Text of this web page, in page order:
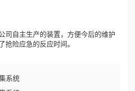
自主生产的装置，方便今后的维护
抢险应急的反应时间。
系统